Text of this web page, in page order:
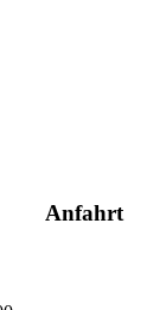
Anfahrt